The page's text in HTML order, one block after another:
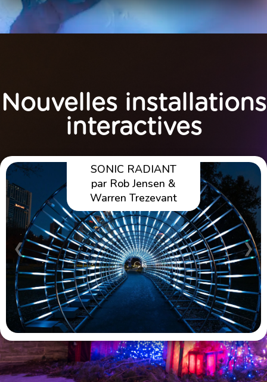
Nouvelles installations
interactives
❮ ❯
SONIC RADIANT
par Rob Jensen &
Warren Trezevant